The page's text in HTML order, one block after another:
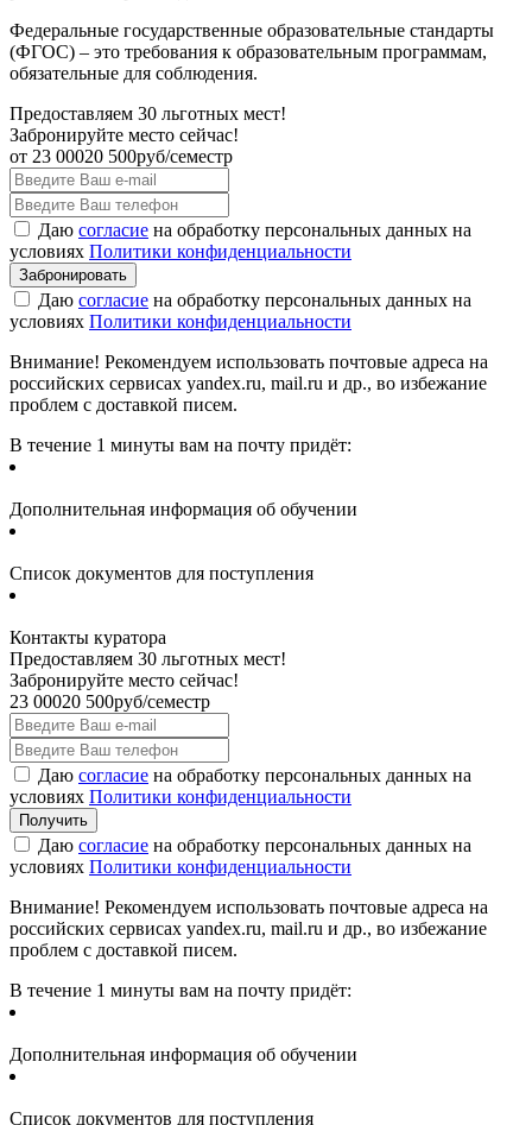
Федеральные государственные образовательные стандарты
(ФГОС) – это требования к образовательным программам,
обязательные для соблюдения.
Предоставляем 30 льготных мест!
Забронируйте место сейчас!
от 23 00020 500руб/семестр
Даю согласие на обработку персональных данных на
условиях Политики конфиденциальности
Даю согласие на обработку персональных данных на
условиях Политики конфиденциальности
Внимание! Рекомендуем использовать почтовые адреса на
российских сервисах yandex.ru, mail.ru и др., во избежание
проблем с доставкой писем.
В течение 1 минуты вам на почту придёт:
Дополнительная информация об обучении
Список документов для поступления
Контакты куратора
Предоставляем 30 льготных мест!
Забронируйте место сейчас!
23 00020 500руб/семестр
Даю согласие на обработку персональных данных на
условиях Политики конфиденциальности
Даю согласие на обработку персональных данных на
условиях Политики конфиденциальности
Внимание! Рекомендуем использовать почтовые адреса на
российских сервисах yandex.ru, mail.ru и др., во избежание
проблем с доставкой писем.
В течение 1 минуты вам на почту придёт:
Дополнительная информация об обучении
Список документов для поступления